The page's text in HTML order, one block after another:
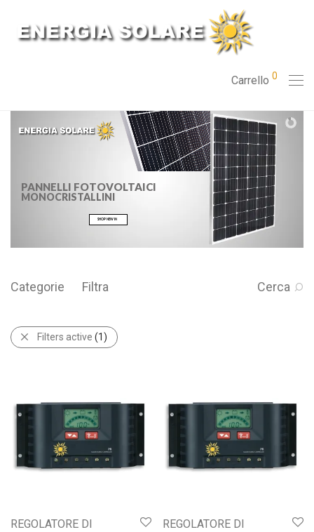
Carrello 0
PANNELLI FOTOVOLTAICI
MONOCRISTALLINI
SHOP NEW IN
Categorie Filtra Cerca
Filters active (1)
REGOLATORE DI
REGOLATORE DI